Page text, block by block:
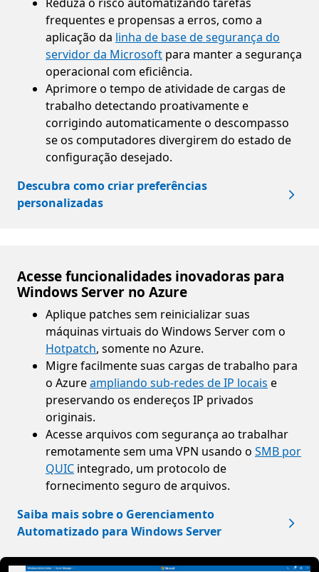
frequentes e propensas a erros, como a
aplicação da linha de base de segurança do
servidor da Microsoft para manter a segurança
operacional com eficiência.
Aprimore o tempo de atividade de cargas de
trabalho detectando proativamente e
corrigindo automaticamente o descompasso
se os computadores divergirem do estado de
configuração desejado.
Descubra como criar preferências
personalizadas
Acesse funcionalidades inovadoras para
Windows Server no Azure
Aplique patches sem reinicializar suas
máquinas virtuais do Windows Server com o
Hotpatch, somente no Azure.
Migre facilmente suas cargas de trabalho para
o Azureampliando sub-redes de IP locais e
preservando os endereços IP privados
originais.
Acesse arquivos com segurança ao trabalhar
remotamente sem uma VPN usando o SMB por
QUIC integrado, um protocolo de
fornecimento seguro de arquivos.
Saiba mais sobre o Gerenciamento
Automatizado para Windows Server